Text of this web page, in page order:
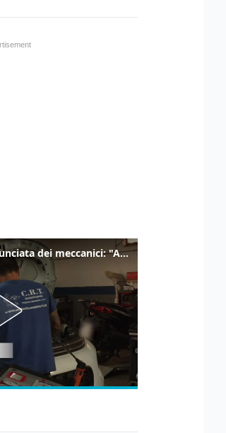
Carburanti, la frode denunciata dei meccanici: "Acqua in gasolio e benzina"